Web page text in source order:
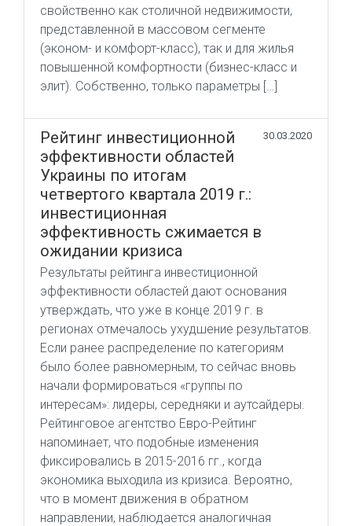
свойственно как столичной недвижимости,
представленной в массовом сегменте
(эконом- и комфорт-класс), так и для жилья
повышенной комфортности (бизнес-класс и
элит). Собственно, только параметры […]
Рейтинг инвестиционной
эффективности областей
Украины по итогам
четвертого квартала 2019 г.:
инвестиционная
эффективность сжимается в
ожидании кризиса
30.03.2020
Результаты рейтинга инвестиционной
эффективности областей дают основания
утверждать, что уже в конце 2019 г. в
регионах отмечалось ухудшение результатов.
Если ранее распределение по категориям
было более равномерным, то сейчас вновь
начали формироваться «группы по
интересам»: лидеры, середняки и аутсайдеры.
Рейтинговое агентство Евро-Рейтинг
напоминает, что подобные изменения
фиксировались в 2015-2016 гг., когда
экономика выходила из кризиса. Вероятно,
что в момент движения в обратном
направлении, наблюдается аналогичная